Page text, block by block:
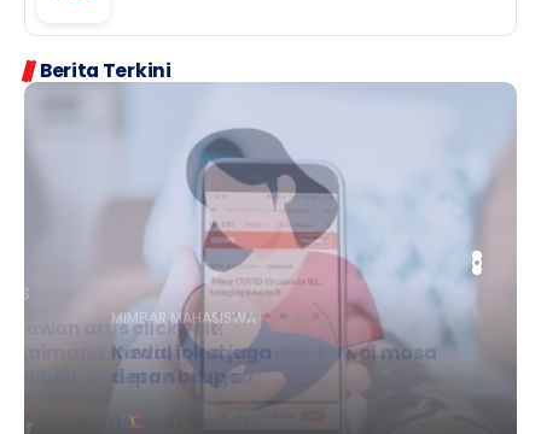
Berita Terkini
MIMBAR MAHASISWA
Kawal ibu menyusui, kawal masa
depan bangsa
Nalacitra
PERSONA
NEWS